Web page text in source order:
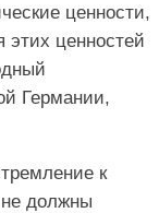
ценности,
этих ценностей
Германии,
к
должны